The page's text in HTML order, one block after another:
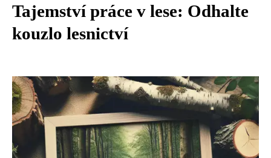
Tajemství práce v lese: Odhalte
kouzlo lesnictví